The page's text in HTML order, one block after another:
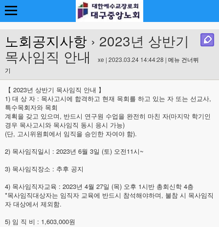
노회공지사항 › 2023년 상반기
목사임직 안내
xe | 2023.03.24 14:44:28 | 메뉴 건너뛰
기
【 2023년 상반기 목사임직 안내 】
1) 대 상 자 : 목사고시에 합격하고 현재 목회를 하고 있는 자 또는 선교사,
특수목회자와 목회
계획을 갖고 있으며, 반드시 연구원 수업을 완전히 마친 자(마지막 학기인
경우 목사고시와 목사임직 동시 응시 가능)
(단, 고시위원회에서 임직을 승인한 자여야 함).
2) 목사임직일시 : 2023년 6월 3일 (토) 오전11시~
3) 목사임직장소 : 추후 공지
4) 목사임직자교육 : 2023년 4월 27일 (목) 오후 1시반 총회신학 4층
*목사임직대상자는 임직자 교육에 반드시 참석해야하며, 불참 시 목사임직
자 대상에서 제외함.
5) 임 직 비 : 1,603,000원